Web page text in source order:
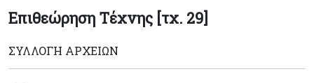
Επιθεώρηση Τέχνης [τχ. 29]
ΣΥΛΛΟΓΉ ΑΡΧΕΊΩΝ